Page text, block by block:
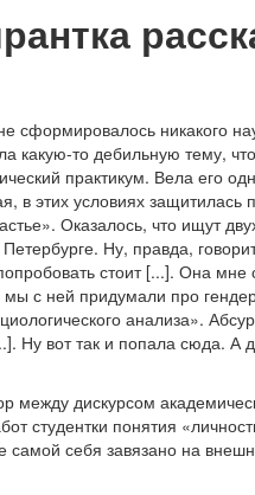
сформировалось никакого
какую-то дебильную тему,
практикум. Вела его
в этих условиях
Оказалось, что ищут
Петербурге. Ну, правда,
стоит [...]. Она мне
мы с ней придумали про
анализа».
Ну вот так и попала сюда. А
между дискурсом
студентки понятия
себя завязано на